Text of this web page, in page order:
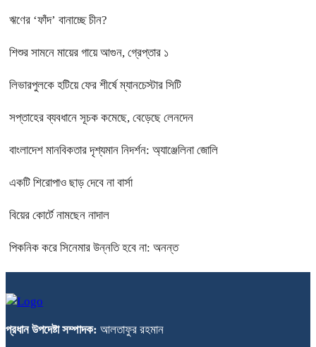
ঋণের ‘ফাঁদ’ বানাচ্ছে চীন?
শিশুর সামনে মায়ের গায়ে আগুন, গ্রেপ্তার ১
লিভারপুলকে হটিয়ে ফের শীর্ষে ম্যানচেস্টার সিটি
সপ্তাহের ব্যবধানে সূচক কমেছে, বেড়েছে লেনদেন
বাংলাদেশ মানবিকতার দৃশ্যমান নিদর্শন: অ্যাঞ্জেলিনা জোলি
একটি শিরোপাও ছাড় দেবে না বার্সা
বিয়ের কোর্টে নামছেন নাদাল
পিকনিক করে সিনেমার উন্নতি হবে না: অনন্ত
প্রধান উপদেষ্টা সম্পাদক: আলতাফুর রহমান